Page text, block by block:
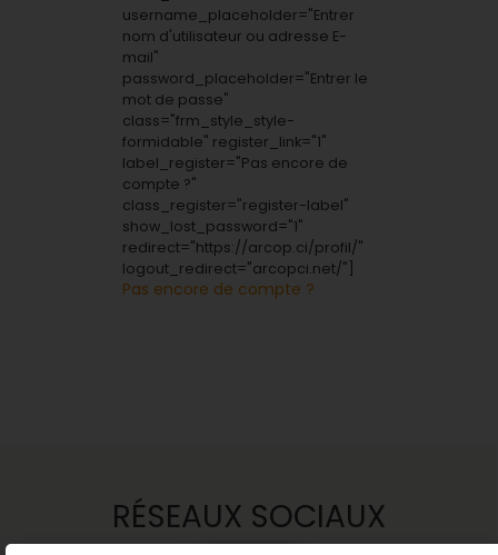
username_placeholder="Entrer
nom d'utilisateur ou adresse E-
mail"
password_placeholder="Entrer le
mot de passe"
class="frm_style_style-
formidable" register_link="1"
label_register="Pas encore de
compte ?"
class_register="register-label"
show_lost_password="1"
redirect="https://arcop.ci/profil/"
logout_redirect="arcopci.net/"]
Pas encore de compte ?
RÉSEAUX SOCIAUX